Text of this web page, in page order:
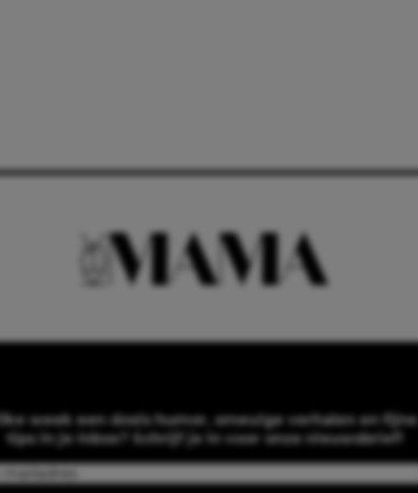
Elke week een dosis humor, smeuïge verhalen en fijne
tips in je inbox? Schrijf je in voor onze nieuwsbrief!
Email(Required)